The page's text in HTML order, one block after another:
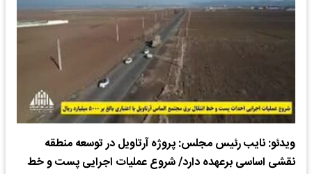
ویدئو: نایب رئیس مجلس: پروژه آرتاویل در توسعه منطقه
نقشی اساسی برعهده دارد/ شروع عملیات اجرایی پست و خط